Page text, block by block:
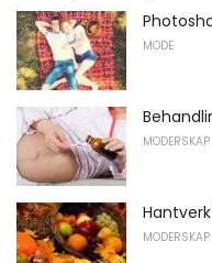
MODE
MODERSKAP
MODERSKAP